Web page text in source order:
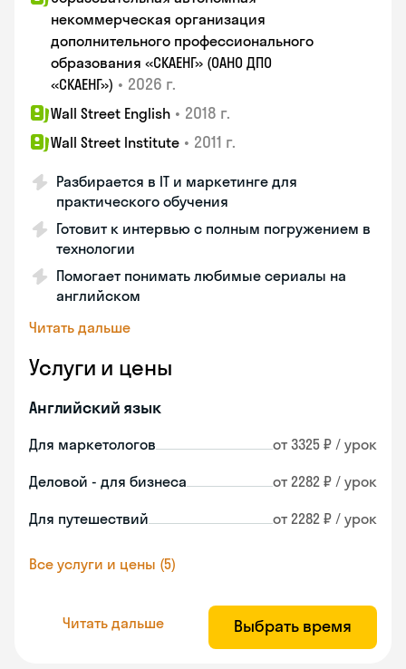
некоммерческая организация
дополнительного профессионального
образования «СКАЕНГ» (ОАНО ДПО
«СКАЕНГ») • 2026 г.
Wall Street English • 2018 г.
Wall Street Institute • 2011 г.
Разбирается в IT и маркетинге для
практического обучения
Готовит к интервью с полным погружением в
технологии
Помогает понимать любимые сериалы на
английском
Читать дальше
Услуги и цены
Английский язык
Для маркетологов от 3325 ₽ / урок
Деловой - для бизнеса от 2282 ₽ / урок
Для путешествий от 2282 ₽ / урок
Все услуги и цены (5)
Читать дальше Выбрать время